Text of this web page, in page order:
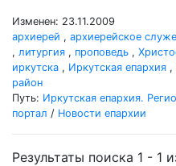
Изменен: 23.11.2009
архиерей , архиерейское
, литургия , проповедь ,
иркутска , Иркутская епархия ,
район
Путь: Иркутская епархия.
портал / Новости епархии
Результаты поиска 1 - 1